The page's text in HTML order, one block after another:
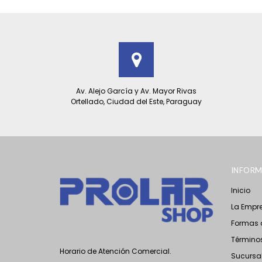
Av. Alejo García y Av. Mayor Rivas
Ortellado, Ciudad del Este, Paraguay
Horario de Atención Comercial.
Inicio
La
Formas